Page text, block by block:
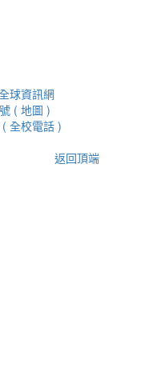
球資訊網
( 地圖 )
( 全校電話 )
返回頂端